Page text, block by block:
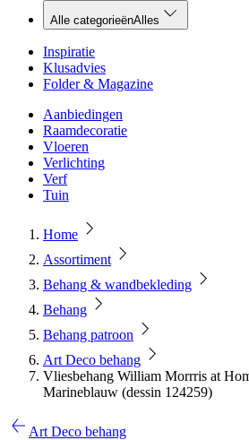
Alle categorieënAlles
Inspiratie
Klusadvies
Folder & Magazine
Aanbiedingen
Raamdecoratie
Vloeren
Verlichting
Verf
Tuin
Home
Assortiment
Behang & wandbekleding
Behang
Behang patroon
Art Deco behang
Vliesbehang William Morrris at
Marineblauw (dessin 124259)
Art Deco behang